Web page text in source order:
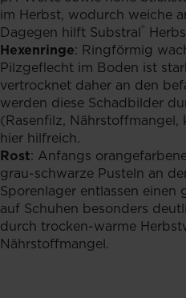
im Herbst, wodurch weiche
Dagegen hilft Substral®
Hexenringe: Ringförmig
Pilzgeflecht im Boden ist
vertrocknet daher an den
werden diese Schadbilder
(Rasenfilz,
hier hilfreich.
Rost: Anfangs
grau-schwarze Pusteln an
Sporenlager entlassen
auf Schuhen besonders
durch trocken-warme
Nährstoffmangel.